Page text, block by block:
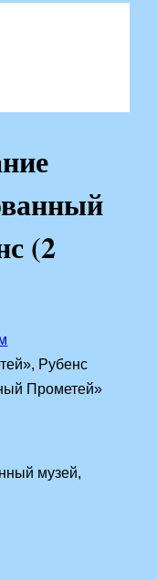
(2
Прометей»
музей,